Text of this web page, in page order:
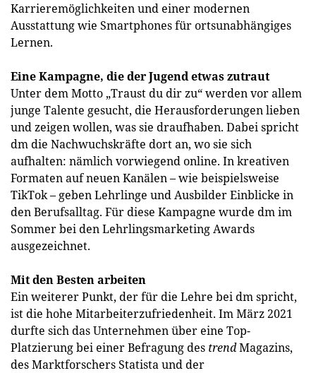
Karrieremöglichkeiten und einer modernen
Ausstattung wie Smartphones für ortsunabhängiges
Lernen.
Eine Kampagne, die der Jugend etwas zutraut
Unter dem Motto „Traust du dir zu“ werden vor allem
junge Talente gesucht, die Herausforderungen lieben
und zeigen wollen, was sie draufhaben. Dabei spricht
dm die Nachwuchskräfte dort an, wo sie sich
aufhalten: nämlich vorwiegend online. In kreativen
Formaten auf neuen Kanälen – wie beispielsweise
TikTok – geben Lehrlinge und Ausbilder Einblicke in
den Berufsalltag. Für diese Kampagne wurde dm im
Sommer bei den Lehrlingsmarketing Awards
ausgezeichnet.
Mit den Besten arbeiten
Ein weiterer Punkt, der für die Lehre bei dm spricht,
ist die hohe Mitarbeiterzufriedenheit. Im März 2021
durfte sich das Unternehmen über eine Top-
Platzierung bei einer Befragung des trendMagazins,
des Marktforschers Statista und der